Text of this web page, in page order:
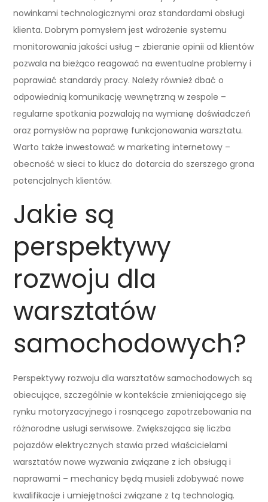
nowinkami technologicznymi oraz standardami obsługi
klienta. Dobrym pomysłem jest wdrożenie systemu
monitorowania jakości usług – zbieranie opinii od klientów
pozwala na bieżąco reagować na ewentualne problemy i
poprawiać standardy pracy. Należy również dbać o
odpowiednią komunikację wewnętrzną w zespole –
regularne spotkania pozwalają na wymianę doświadczeń
oraz pomysłów na poprawę funkcjonowania warsztatu.
Warto także inwestować w marketing internetowy –
obecność w sieci to klucz do dotarcia do szerszego grona
potencjalnych klientów.
Jakie są
perspektywy
rozwoju dla
warsztatów
samochodowych?
Perspektywy rozwoju dla warsztatów samochodowych są
obiecujące, szczególnie w kontekście zmieniającego się
rynku motoryzacyjnego i rosnącego zapotrzebowania na
różnorodne usługi serwisowe. Zwiększająca się liczba
pojazdów elektrycznych stawia przed właścicielami
warsztatów nowe wyzwania związane z ich obsługą i
naprawami – mechanicy będą musieli zdobywać nowe
kwalifikacje i umiejętności związane z tą technologią.